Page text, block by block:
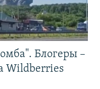
Блогеры –
Wildberries